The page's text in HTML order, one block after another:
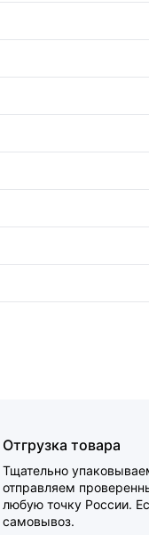
Отгрузка товара
Тщательно
отправляем
любую точку России.
самовывоз.